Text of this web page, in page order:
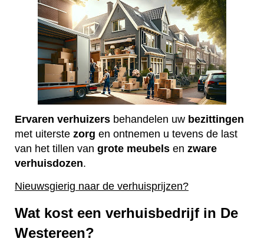
Ervaren verhuizers behandelen uw bezittingen
met uiterste zorg en ontnemen u tevens de last
van het tillen van grote meubels en zware
verhuisdozen.
Nieuwsgierig naar de verhuisprijzen?
Wat kost een verhuisbedrijf in De
Westereen?